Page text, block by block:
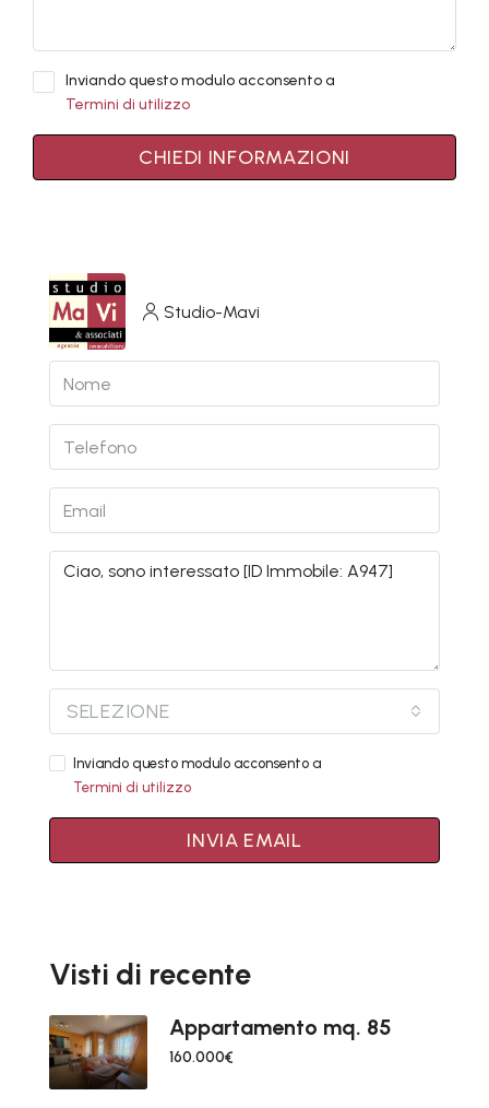
Inviando questo modulo acconsento a
Termini di utilizzo
CHIEDI INFORMAZIONI
Studio-Mavi
SELEZIONE
Inviando questo modulo acconsento a
Termini di utilizzo
INVIA EMAIL
Visti di recente
Appartamento mq. 85
160.000€